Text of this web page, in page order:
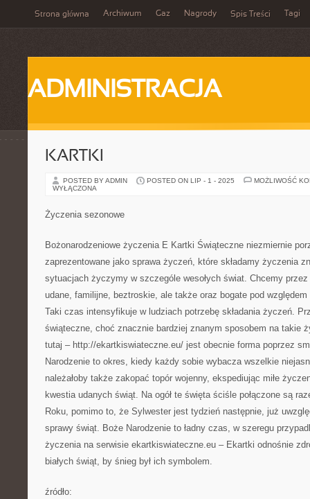
Strona główna Archiwum Gaz Nagrody Spis Treści Tagi
ADMINISTRACJA
KARTKI
POSTED BY ADMIN POSTED ON LIP - 1 - 2025
MOŻLIWOŚĆ
WYŁĄCZONA
Życzenia sezonowe
Bożonarodzeniowe życzenia E Kartki Świąteczne niezmiernie
zaprezentowane jako sprawa życzeń, które składamy życzenia
sytuacjach życzymy w szczególe wesołych świat. Chcemy
udane, familijne, beztroskie, ale także oraz bogate pod
Taki czas intensyfikuje w ludziach potrzebę składania życzeń.
świąteczne, choć znacznie bardziej znanym sposobem na takie
tutaj – http://ekartkiswiateczne.eu/ jest obecnie forma poprzez
Narodzenie to okres, kiedy każdy sobie wybacza wszelkie
należałoby także zakopać topór wojenny, ekspediując miłe
kwestia udanych świąt. Na ogół te święta ściśle połączone są
Roku, pomimo to, że Sylwester jest tydzień następnie, już
sprawy świąt. Boże Narodzenie to ładny czas, w szeregu
życzenia na serwisie ekartkiswiateczne.eu – Ekartki odnośnie
białych świąt, by śnieg był ich symbolem.
źródło: